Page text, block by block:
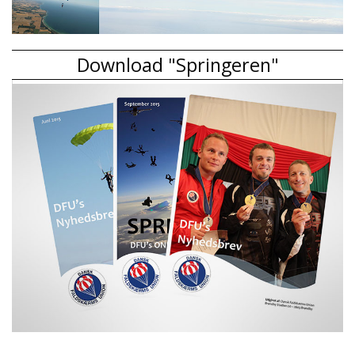
Download "Springeren"